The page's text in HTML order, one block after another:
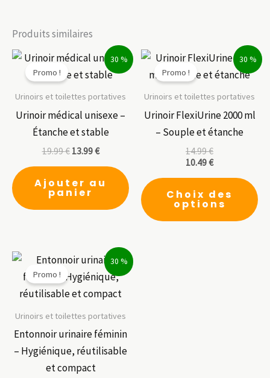
Produits similaires
30 %
Promo !
Urinoirs et toilettes portatives
Urinoir médical unisexe –
Étanche et stable
19.99€ 13.99€
Ajouter au
panier
30 %
Promo !
Urinoirs et toilettes portatives
Urinoir FlexiUrine 2000 ml
– Souple et étanche
14.99€
10.49€
Choix des
options
30 %
Promo !
Urinoirs et toilettes portatives
Entonnoir urinaire féminin
– Hygiénique, réutilisable
et compact